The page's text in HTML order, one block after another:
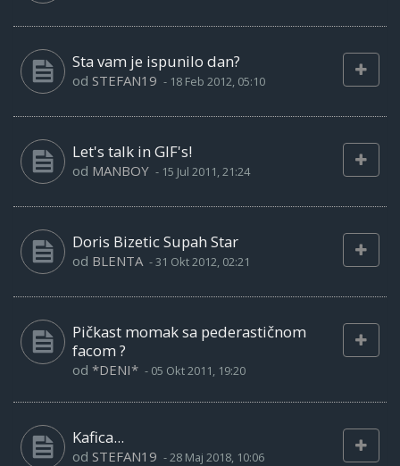
Sta vam je ispunilo dan?
od STEFAN19 - 18 Feb 2012, 05:10
Let's talk in GIF's!
od MANBOY - 15 Jul 2011, 21:24
Doris Bizetic Supah Star
od BLENTA -31 Okt 2012, 02:21
Pičkast momak sa pederastičnom
facom ?
od *DENI* - 05 Okt 2011, 19:20
Kafica...
od STEFAN19 -28 Maj 2018, 10:06